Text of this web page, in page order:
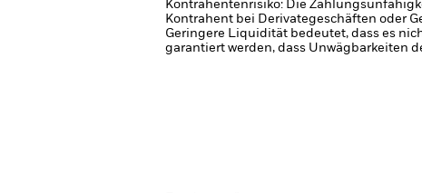
Kontrahentenrisiko: Die
Kontrahent bei Derivategeschäften oder
Geringere Liquidität bedeutet, dass es
garantiert werden, dass Unwägbarkeiten